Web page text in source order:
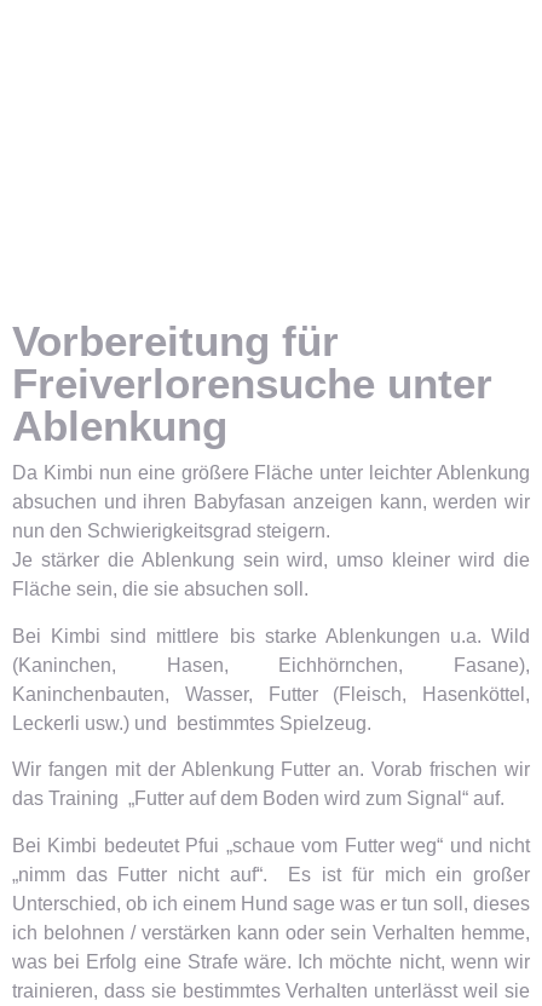
Vorbereitung für
Freiverlorensuche unter
Ablenkung
Da Kimbi nun eine größere Fläche unter leichter Ablenkung
absuchen und ihren Babyfasan anzeigen kann, werden wir
nun den Schwierigkeitsgrad steigern.
Je stärker die Ablenkung sein wird, umso kleiner wird die
Fläche sein, die sie absuchen soll.
Bei Kimbi sind mittlere bis starke Ablenkungen u.a. Wild
(Kaninchen, Hasen, Eichhörnchen, Fasane),
Kaninchenbauten, Wasser, Futter (Fleisch, Hasenköttel,
Leckerli usw.) und bestimmtes Spielzeug.
Wir fangen mit der Ablenkung Futter an. Vorab frischen wir
das Training „Futter auf dem Boden wird zum Signal“ auf.
Bei Kimbi bedeutet Pfui „schaue vom Futter weg“ und nicht
„nimm das Futter nicht auf“. Es ist für mich ein großer
Unterschied, ob ich einem Hund sage was er tun soll, dieses
ich belohnen / verstärken kann oder sein Verhalten hemme,
was bei Erfolg eine Strafe wäre. Ich möchte nicht, wenn wir
trainieren, dass sie bestimmtes Verhalten unterlässt weil sie